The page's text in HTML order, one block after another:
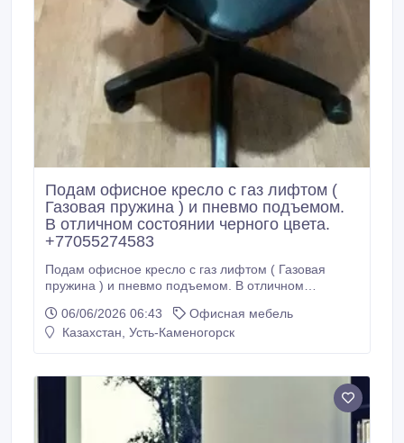
Подам офисное кресло с газ лифтом (
Газовая пружина ) и пневмо подъемом.
В отличном состоянии черного цвета.
+77055274583
Подам офисное кресло с газ лифтом ( Газовая
пружина ) и пневмо подъемом. В отличном
06/06/2026 06:43
Офисная мебель
Казахстан, Усть-Каменогорск